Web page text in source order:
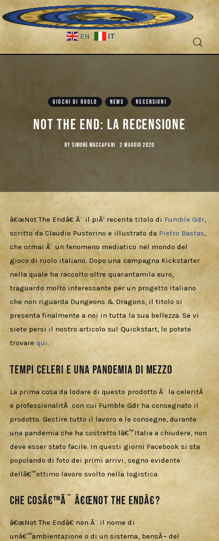
EN IT
Fantasy
Games
Recensioni
Cercatori
Download
GIOCHI DI RUOLO NEWS RECENSIONI
Not The End: La Recensione
BY SIMONE MACCAPANI 2 MAGGIO 2020
â€œNot The Endâ€ Ã¨ il piÃ¹ recente titolo di Fumble Gdr,
scritto da Claudio Pustorino e illustrato da Pietro Bastas,
che ormai Ã¨ un fenomeno mediatico nel mondo del
gioco di ruolo italiano. Dopo una campagna Kickstarter
nella quale ha raccolto oltre quarantamila euro,
traguardo molto interessante per un progetto italiano
che non riguarda Dungeons & Dragons, il titolo si
presenta finalmente a noi in tutta la sua bellezza. Se vi
siete persi il nostro articolo sul Quickstart, lo potete
trovare qui.
Tempi celeri e una pandemia di mezzo
La prima cosa da lodare di questo prodotto Ã¨ la celeritÃ
e professionalitÃ  con cui Fumble Gdr ha consegnato il
prodotto. Gestire tutto il lavoro e le consegne, durante
una pandemia che ha costretto lâ€™Italia a chiudere, non
deve esser stato facile. In questi giorni Facebook si sta
popolando di foto dei primi arrivi, segno evidente
dellâ€™ottimo lavoro svolto nella logistica.
Che cosâ€™Ã¨ â€œNot The Endâ€?
â€œNot The Endâ€ non Ã¨ il nome di
unâ€™ambientazione o di un sistema, bensÃ¬ del